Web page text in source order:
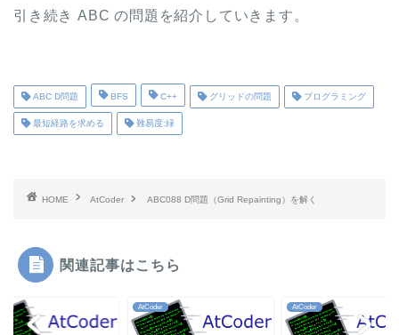
引き続き ABC の問題を紹介していきます。
ABC D問題 BFS C++ グリッドの問題 プログラミング
最短経路を求める 難易度:緑
HOME AtCoder ABC088 D問題（Grid Repainting）を解く
関連記事はこちら
AtCoder AtCoder